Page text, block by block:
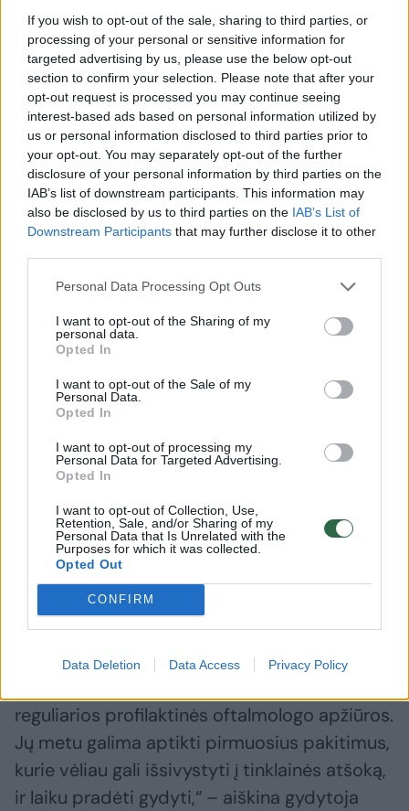
If you wish to opt-out of the sale, sharing to third parties, or
processing of your personal or sensitive information for
targeted advertising by us, please use the below opt-out
section to confirm your selection. Please note that after your
opt-out request is processed you may continue seeing
interest-based ads based on personal information utilized by
us or personal information disclosed to third parties prior to
your opt-out. You may separately opt-out of the further
disclosure of your personal information by third parties on the
IAB’s list of downstream participants. This information may
also be disclosed by us to third parties on the IAB’s List of
Downstream Participants that may further disclose it to other
Personal Data Processing Opt Outs
I want to opt-out of the Sharing of my
personal data.
Opted In
I want to opt-out of the Sale of my
Personal Data.
Opted In
I want to opt-out of processing my
Personal Data for Targeted Advertising.
Opted In
I want to opt-out of Collection, Use,
Retention, Sale, and/or Sharing of my
Personal Data that Is Unrelated with the
Purposes for which it was collected.
Opted Out
CONFIRM
Data Deletion Data Access Privacy Policy
Jei akyse staiga pradėjo žaibuoti ir atsirado
naujos drumstys, reikėtų atvykti specialisto
konsultacijai: pirmiausia kreiptis į poliklinikoje
dirbantį oftalmologą, o jei pas jį per
artimiausias porą dienų pakliūti nepavyksta,
važiuoti į ligoninės priėmimo-skubios
pagalbos skyrių.
„Patikrinimo metu oftalmologas apžiūri akių
dugną ir įvertina, ar ten yra pakitimų, kurie
gali lemti tinklainės atšokos išsivystymą,“ –
būtinus tyrimus vardina gydytoja V. Gurskytė.
Viena iš pacientų grupių, kuriems akis reikėtų
pasitikrinti kartą per metus – trumparegiai.
būdingos tam tikros tinklainių degeneracijos,
iš jų kai kurios gali būti labiau rizikingos:
trumparegėse akyse atsiranda apie 40 proc.
visų tinklainės atšokų. Tas degeneracijas
reikia stebėti, ar neatsiranda plyšių, kuriuos
galima pagydyti lazeriu ir užkirsti kelią
tinklainės atšokai išsivystyti.
reguliarios profilaktinės oftalmologo apžiūros.
Jų metu galima aptikti pirmuosius pakitimus,
kurie vėliau gali išsivystyti į tinklainės atšoką,
ir laiku pradėti gydyti,“ – aiškina gydytoja